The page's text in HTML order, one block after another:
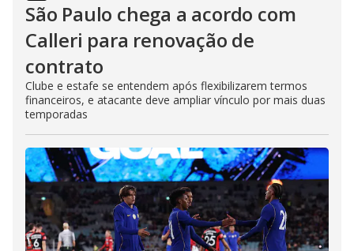
São Paulo chega a acordo com
Calleri para renovação de
contrato
Clube e estafe se entendem após flexibilizarem termos
financeiros, e atacante deve ampliar vínculo por mais duas
temporadas